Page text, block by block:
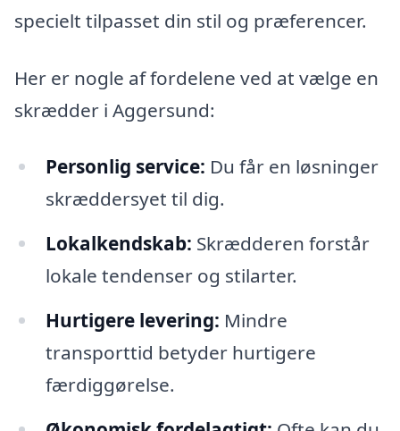
specielt tilpasset din stil og præferencer.
Her er nogle af fordelene ved at vælge en
skrædder i Aggersund:
Personlig service: Du får en løsninger
skræddersyet til dig.
Lokalkendskab: Skrædderen forstår
lokale tendenser og stilarter.
Hurtigere levering: Mindre
transporttid betyder hurtigere
færdiggørelse.